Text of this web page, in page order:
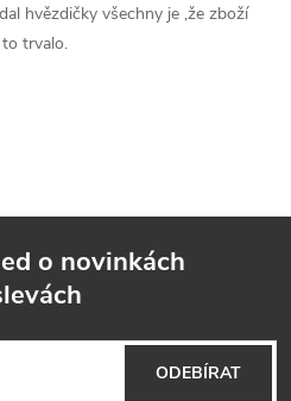
hvězdičky všechny je ,že zboží
trvalo.
o novinkách
ODEBÍRAT